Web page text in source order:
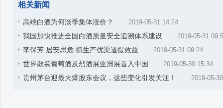
相关新闻
高端白酒为何淡季集体涨价？ 2019-05-31 14:24
我国加快推进全国白酒质量安全追溯体系建设 2019-05-31
李保芳:居安思危 抓生产优渠道提效益 2019-05-31 09:24
世界散装葡萄酒及烈酒展亚洲展首入中国 2019-05-30 15:34
贵州茅台迎最火爆股东会议，这些变化引发关注！ 2019-05-